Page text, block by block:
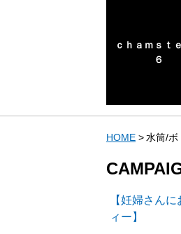
ｃｈａｍｓｔ
６
HOME 水筒/ボ
【妊婦さん
ィー】